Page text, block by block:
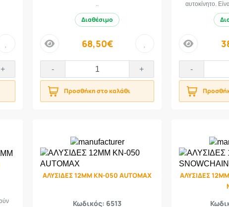
+
..
Διαθέσιμο
price 68,50€
- +
Προσθήκη στο καλάθι
αυτοκίνητο.
price
-
ΑΛΥΣΙΔΕΣ 12MM KN-050 AUTOMAX
Κωδικός: 6513
ΑΛΥΣΙΔΕΣ